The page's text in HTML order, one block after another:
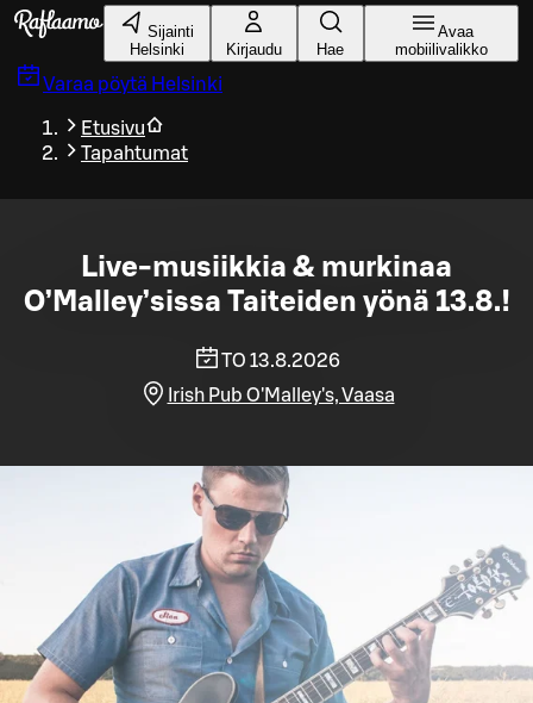
Siirry pääsisältöön
Sijainti
Helsinki
Kirjaudu Hae
Avaa
mobiilivalikko
Varaa pöytä Helsinki
Etusivu
Tapahtumat
Live-musiikkia & murkinaa
O’Malley’sissa Taiteiden yönä 13.8.!
TO 13.8.2026
Irish Pub O'Malley's, Vaasa